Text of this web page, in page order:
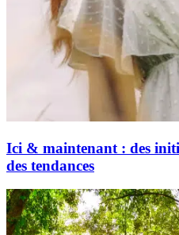
Ici & maintenant : des
des tendances